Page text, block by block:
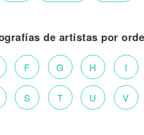
de artistas por
F G H I
S T U V